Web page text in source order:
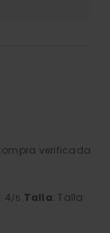
verificada
: 4/5 Talla: Talla